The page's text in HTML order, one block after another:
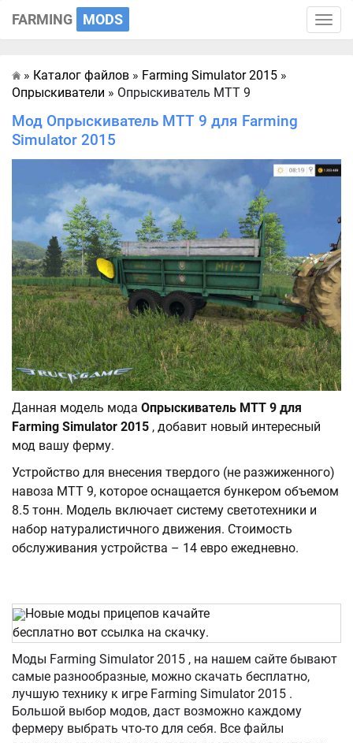
Toggle
FARMING MODS
Главная
» Каталог файлов » Farming Simulator 2015 »
Опрыскиватели » Опрыскиватель MTT 9
Мод Опрыскиватель MTT 9 для Farming
Simulator 2015
Данная модель мода Опрыскиватель MTT 9 для
Farming Simulator 2015 , добавит новый интересный
мод вашу ферму.
Устройство для внесения твердого (не разжиженного)
навоза MTT 9, которое оснащается бункером объемом
8.5 тонн. Модель включает систему светотехники и
набор натуралистичного движения. Стоимость
обслуживания устройства – 14 евро ежедневно.
Новые моды прицепов качайте
бесплатно вот ссылка на скачку.
Моды Farming Simulator 2015 , на нашем сайте бывают
самые разнообразные, можно скачать бесплатно,
лучшую технику к игре Farming Simulator 2015 .
Большой выбор модов, даст возможно каждому
фермеру выбрать что-то для себя. Все файлы